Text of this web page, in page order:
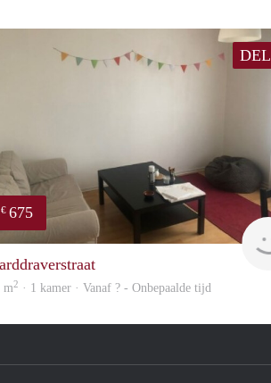
€ 675
m2 · 1 kamer · Vanaf ? - Onbepaalde tijd